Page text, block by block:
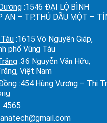
:1546 ĐẠI LỘ BÌNH
AN – TP.THỦ DẦU MỘT –
:1615 Võ Nguyên Giáp,
phố Vũng Tàu
:36 Nguyễn Văn Hữu,
Việt Nam
:454 Hùng Vương – Thị
4565